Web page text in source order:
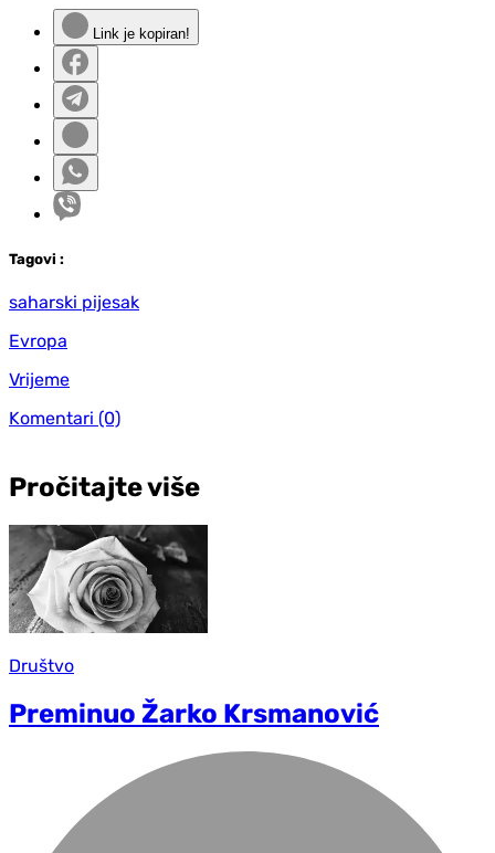
Link je kopiran!
Tagovi :
saharski pijesak
Evropa
Vrijeme
Komentari (0)
Pročitajte više
Društvo
Preminuo Žarko Krsmanović